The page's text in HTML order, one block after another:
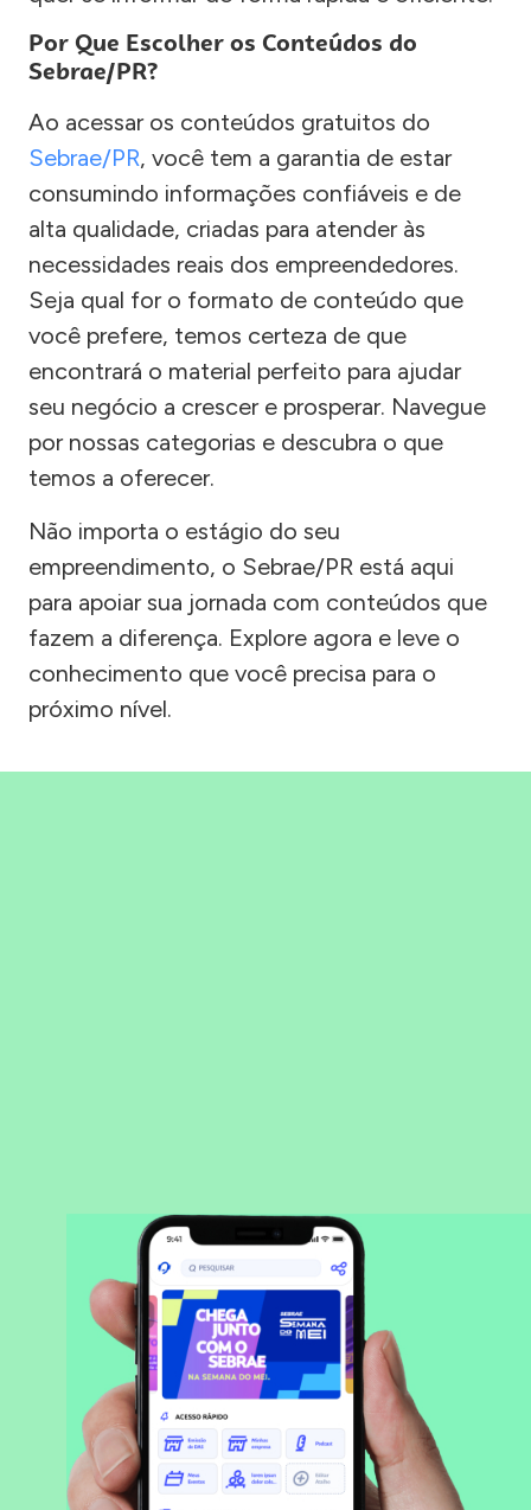
Por Que Escolher os Conteúdos do
Sebrae/PR?
Ao acessar os conteúdos gratuitos do
Sebrae/PR, você tem a garantia de estar
consumindo informações confiáveis e de
alta qualidade, criadas para atender às
necessidades reais dos empreendedores.
Seja qual for o formato de conteúdo que
você prefere, temos certeza de que
encontrará o material perfeito para ajudar
seu negócio a crescer e prosperar. Navegue
por nossas categorias e descubra o que
temos a oferecer.
Não importa o estágio do seu
empreendimento, o Sebrae/PR está aqui
para apoiar sua jornada com conteúdos que
fazem a diferença. Explore agora e leve o
conhecimento que você precisa para o
próximo nível.